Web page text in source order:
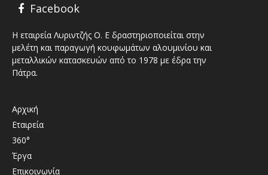
Facebook
Η εταιρεία Λυριντζής Ο. Ε δραστηριοποιείται στην
μελέτη και παραγωγή κουφωμάτων αλουμινίου και
μεταλλικών κατασκευών από το 1978 με έδρα την
Πάτρα.
Αρχική
Εταιρεία
360°
Έργα
Επικοινωνία